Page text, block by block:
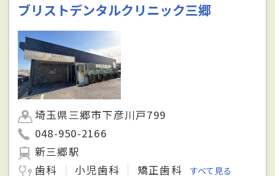
ブリストデンタルクリニック三郷
埼玉県三郷市下彦川戸799
048-950-2166
新三郷駅
歯科
小児歯科 矯正歯科 すべて見る